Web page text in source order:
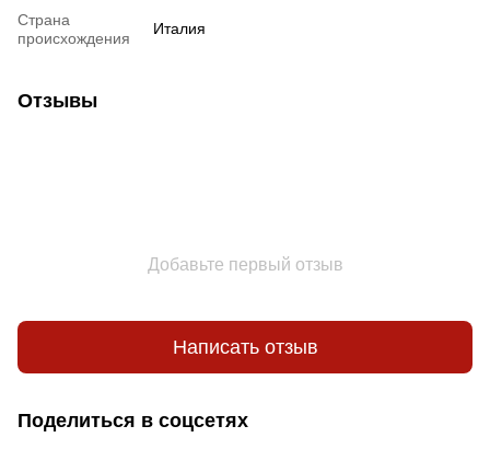
Страна
происхождения
Италия
Отзывы
Добавьте первый отзыв
Написать отзыв
Поделиться в соцсетях